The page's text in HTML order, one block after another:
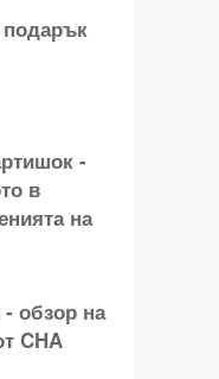
-
в
на
обзор на
CHA